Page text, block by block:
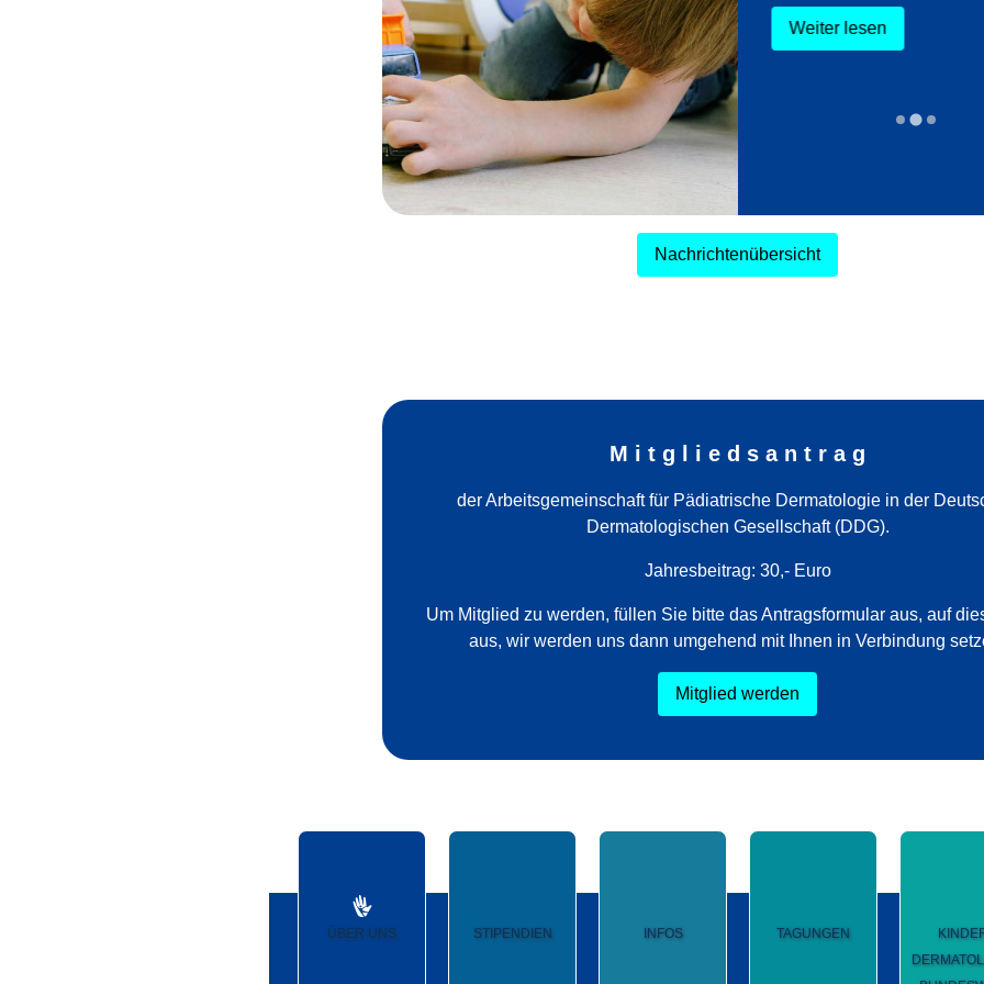
Download
Weiter lesen
Weiter lesen
Nachrichtenübersicht
M i t g l i e d s a n t r a g
der Arbeitsgemeinschaft für Pädiatrische Dermatologie in der
Dermatologischen Gesellschaft (DDG).
Jahresbeitrag: 30,- Euro
Um Mitglied zu werden, füllen Sie bitte das Antragsformular aus, auf
aus, wir werden uns dann umgehend mit Ihnen in Verbindung
Mitglied werden
ÜBER UNS STIPENDIEN INFOS TAGUNGEN